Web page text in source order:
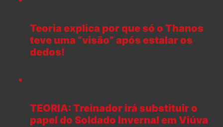
Teoria explica por que só o Thanos
teve uma “visão” após estalar os
dedos!
TEORIA: Treinador irá substituir o
papel do Soldado Invernal em Viúva